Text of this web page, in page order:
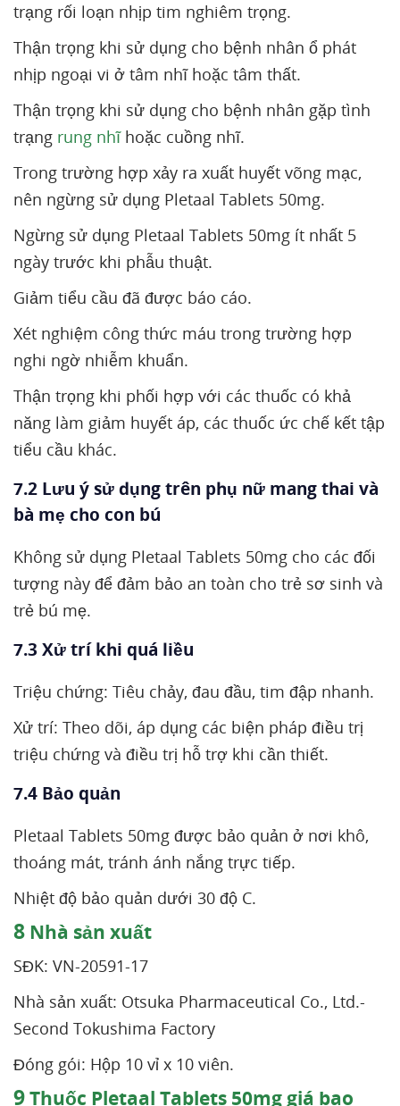
trạng rối loạn nhịp tim nghiêm trọng.
Thận trọng khi sử dụng cho bệnh nhân ổ phát
nhịp ngoại vi ở tâm nhĩ hoặc tâm thất.
Thận trọng khi sử dụng cho bệnh nhân gặp tình
trạng rung nhĩhoặc cuồng nhĩ.
Trong trường hợp xảy ra xuất huyết võng mạc,
nên ngừng sử dụng Pletaal Tablets 50mg.
Ngừng sử dụng Pletaal Tablets 50mg ít nhất 5
ngày trước khi phẫu thuật.
Giảm tiểu cầu đã được báo cáo.
Xét nghiệm công thức máu trong trường hợp
nghi ngờ nhiễm khuẩn.
Thận trọng khi phối hợp với các thuốc có khả
năng làm giảm huyết áp, các thuốc ức chế kết tập
tiểu cầu khác.
7.2 Lưu ý sử dụng trên phụ nữ mang thai và
bà mẹ cho con bú
Không sử dụng Pletaal Tablets 50mg cho các đối
tượng này để đảm bảo an toàn cho trẻ sơ sinh và
trẻ bú mẹ.
7.3 Xử trí khi quá liều
Triệu chứng: Tiêu chảy, đau đầu, tim đập nhanh.
Xử trí: Theo dõi, áp dụng các biện pháp điều trị
triệu chứng và điều trị hỗ trợ khi cần thiết.
7.4 Bảo quản
Pletaal Tablets 50mg được bảo quản ở nơi khô,
thoáng mát, tránh ánh nắng trực tiếp.
Nhiệt độ bảo quản dưới 30 độ C.
8 Nhà sản xuất
SĐK: VN-20591-17
Nhà sản xuất: Otsuka Pharmaceutical Co., Ltd.-
Second Tokushima Factory
Đóng gói: Hộp 10 vỉ x 10 viên.
9Thuốc Pletaal Tablets 50mg giá bao